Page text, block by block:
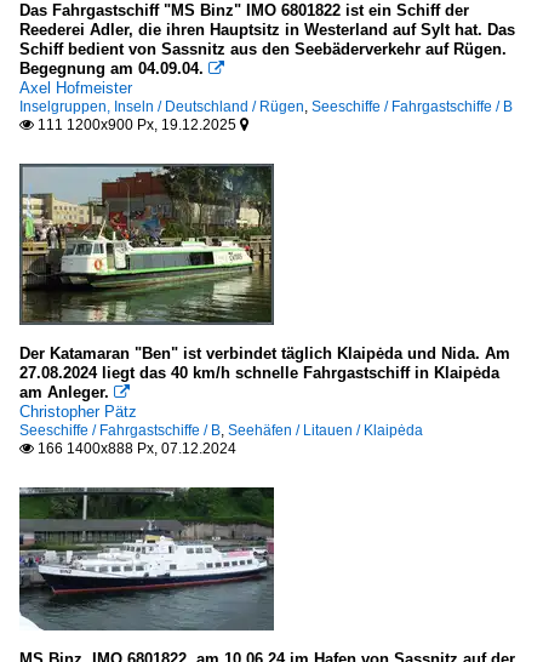
Rostock-Warnemünde
Sassnitz
Irland
Cork
Kanada
Vancouver
Litauen
Klaipėda
Norwegen
Bergen
Oslo
Schweden
Stockholm
Seeschiffe
Das Fahrgastschiff "MS Binz" IMO 6801822 ist ein Schiff der
Reederei Adler, die ihren Hauptsitz in Westerland auf Sylt hat. Das
Schiff bedient von Sassnitz aus den Seebäderverkehr auf Rügen.
Begegnung am 04.09.04. 
Axel Hofmeister
Inselgruppen, Inseln / Deutschland / Rügen, Seeschiffe / Fahrgastschiffe / B
 111 1200x900 Px, 19.12.2025 
Der Katamaran "Ben" ist verbindet täglich Klaipėda und Nida. Am
27.08.2024 liegt das 40 km/h schnelle Fahrgastschiff in Klaipėda
am Anleger. 
Christopher Pätz
Seeschiffe / Fahrgastschiffe / B, Seehäfen / Litauen / Klaipėda
 166 1400x888 Px, 07.12.2024